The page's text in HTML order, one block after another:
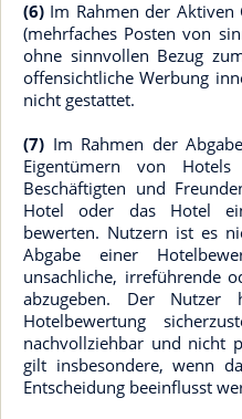
(6) Im Rahmen der Aktiven
(mehrfaches Posten von
ohne sinnvollen Bezug
offensichtliche Werbung
nicht gestattet.
(7) Im Rahmen der
Eigentümern von
Beschäftigten und
Hotel oder das Hotel
bewerten. Nutzern ist es
Abgabe einer
unsachliche, irreführende
abzugeben. Der
Hotelbewertung
nachvollziehbar und nicht
gilt insbesondere, wenn
Entscheidung beeinflusst